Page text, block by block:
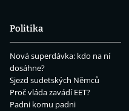
Politika
Nová superdávka: kdo na ní
dosáhne?
Sjezd sudetských Němců
Proč vláda zavádí EET?
Padni komu padni